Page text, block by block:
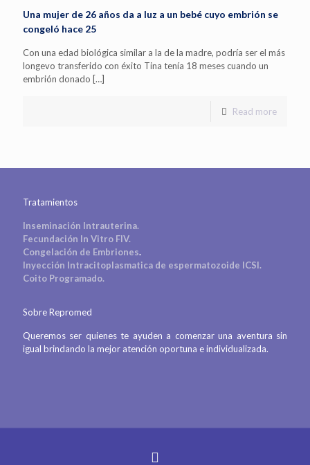
Una mujer de 26 años da a luz a un bebé cuyo embrión se
congeló hace 25
Con una edad biológica similar a la de la madre, podría ser el más
longevo transferido con éxito Tina tenía 18 meses cuando un
embrión donado […]
Read more
Tratamientos
Inseminación Intrauterina.
Fecundación In Vitro FIV.
Congelación de Embriones.
Inyección Intracitoplasmatica de espermatozoide ICSI.
Coito Programado.
Sobre Repromed
Queremos ser quienes te ayuden a comenzar una aventura sin
igual brindando la mejor atención oportuna e individualizada.